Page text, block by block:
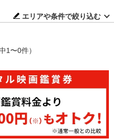
エリアや条件で絞り込む
1〜0件）